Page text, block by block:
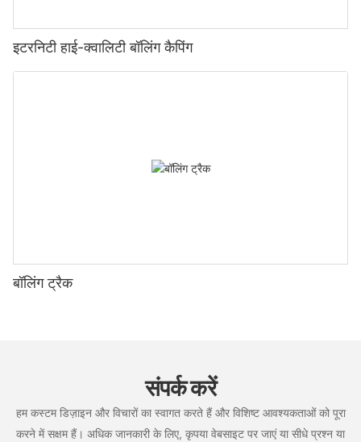
इटरनिटी हाई-क्वालिटी बॉलिंग कैपिंग
बॉलिंग ट्रैक
संपर्क करें
हम कस्टम डिज़ाइन और विचारों का स्वागत करते हैं और विशिष्ट आवश्यकताओं को पूरा
करने में सक्षम हैं। अधिक जानकारी के लिए, कृपया वेबसाइट पर जाएं या सीधे प्रश्न या